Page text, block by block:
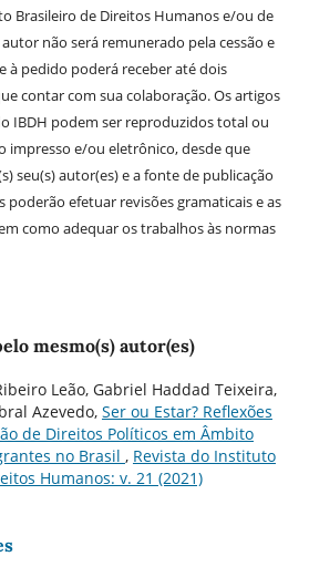
Brasileiro de Direitos Humanos e/ou de
não será remunerado pela cessão e
à pedido poderá receber até dois
contar com sua colaboração. Os artigos
IBDH podem ser reproduzidos total ou
impresso e/ou eletrônico, desde que
seu(s) autor(es) e a fonte de publicação
poderão efetuar revisões gramaticais e as
como adequar os trabalhos às normas
mesmo(s) autor(es)
Leão, Gabriel Haddad Teixeira,
Azevedo, Ser ou Estar? Reflexões
de Direitos Políticos em Âmbito
no Brasil , Revista do Instituto
Humanos: v. 21 (2021)